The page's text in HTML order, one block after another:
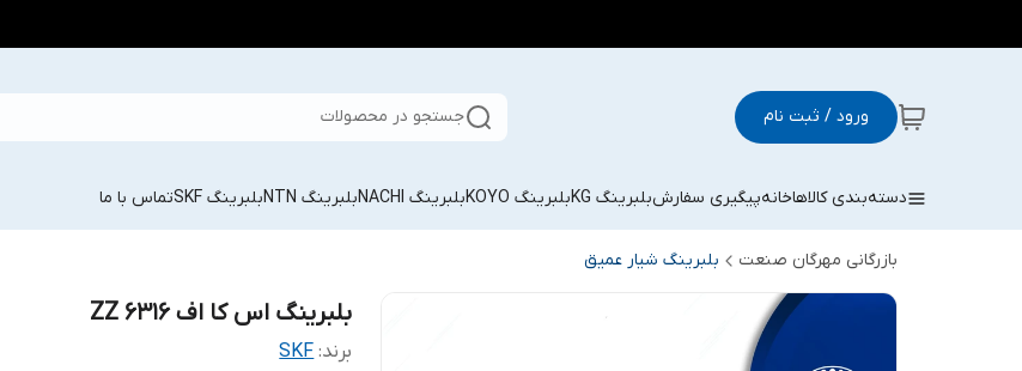
ورود / ثبت نام جستجو در محصولات
دسته‌بندی کالاهاخانهپیگیری سفارشبلبرینگ KG بلبرینگ KOYO بلبرینگ NACHI بلبرینگ NTN بلبرینگ SKF تماس با ما
بازرگانی مهرگان صنعت بلبرینگ شیار عمیق
بلبرینگ اس کا اف 6316 ZZ
برند: SKF